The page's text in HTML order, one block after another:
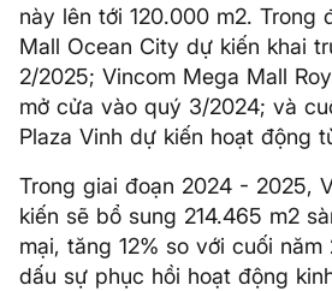
này lên tới 120.000 m2. Trong
Mall Ocean City dự kiến khai
2/2025; Vincom Mega Mall
mở cửa vào quý 3/2024; và
Plaza Vinh dự kiến hoạt động
Trong giai đoạn 2024 - 2025,
kiến sẽ bổ sung 214.465 m2
mại, tăng 12% so với cuối
dấu sự phục hồi hoạt động